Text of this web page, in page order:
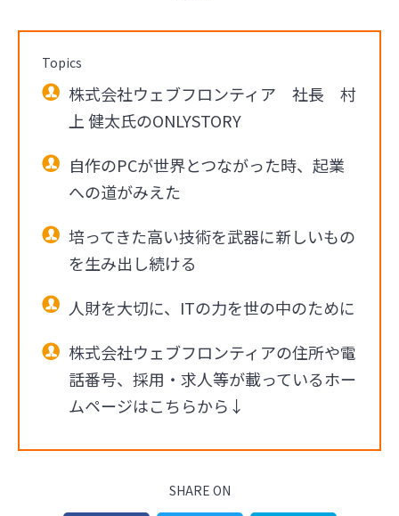
Topics
株式会社ウェブフロンティア 社長 村
上 健太氏のONLYSTORY
自作のPCが世界とつながった時、起業
への道がみえた
培ってきた高い技術を武器に新しいもの
を生み出し続ける
人財を大切に、ITの力を世の中のために
株式会社ウェブフロンティアの住所や電
話番号、採用・求人等が載っているホー
ムページはこちらから↓
SHARE ON